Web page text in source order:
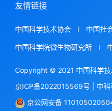
友情链接
中国科学技术协会 中国社
中国科学院微生物研究所
Copyright © 2021 中国科学技
京ICP备2022015569号
中
京公网安备